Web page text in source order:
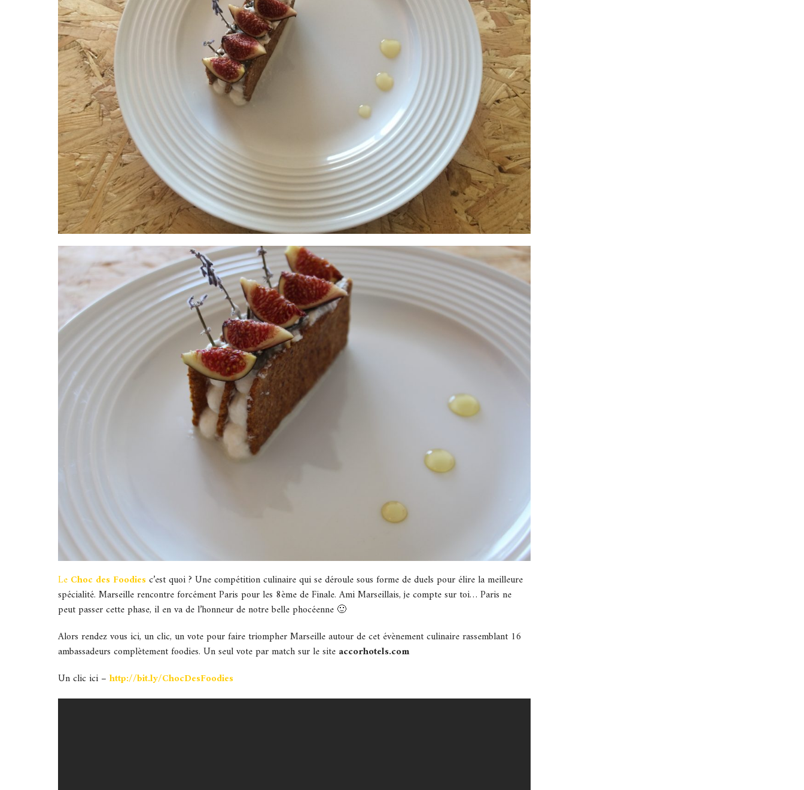
Le Choc des Foodiesc’est quoi ? Une compétition culinaire qui se déroule sous forme de duels pour élire la meilleure
spécialité. Marseille rencontre forcément Paris pour les 8ème de Finale. Ami Marseillais, je compte sur toi… Paris ne
peut passer cette phase, il en va de l’honneur de notre belle phocéenne 🙂
Alors rendez vous ici, un clic, un vote pour faire triompher Marseille autour de cet évènement culinaire rassemblant 16
ambassadeurs complètement foodies. Un seul vote par match sur le site accorhotels.com
Un clic ici – http://bit.ly/ChocDesFoodies